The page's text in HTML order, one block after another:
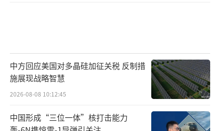
就在赖清德发表谈话次日，台湾地区迎来
清明连假结束后的首个台股交易日，据台湾
《风传媒》报道，开盘后台股便出现“跳水式
暴跌”。大盘一开盘便狂泻2000点，不仅失守
具有象征意义的2万点重要关卡，还创下了台股
中方回应美国对多晶硅加征关税 反制措
施展现战略智慧
2026-08-08 10:12:45
中国形成“三位一体”核打击能力